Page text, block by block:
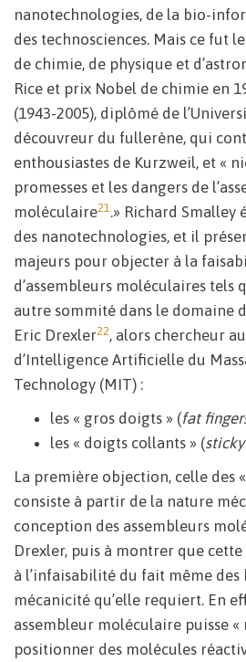
nanotechnologies, de la bio-
des technosciences. Mais ce fut
de chimie, de physique et
Rice et prix Nobel de chimie en
(1943-2005), diplômé de
découvreur du fullerène, qui
enthousiastes de Kurzweil, et «
promesses et les dangers de
moléculaire21 .» Richard Smalley
des nanotechnologies, et il
majeurs pour objecter à la
d’assembleurs moléculaires tels
autre sommité dans le domaine
Eric Drexler22, alors chercheur
d’Intelligence Artificielle du
Technology (MIT) :
les « gros doigts » (fat
les « doigts collants » (
La première objection, celle des
consiste à partir de la nature
conception des assembleurs
Drexler, puis à montrer que
à l’infaisabilité du fait même des
mécanicité qu’elle requiert. En
assembleur moléculaire puisse
positionner des molécules